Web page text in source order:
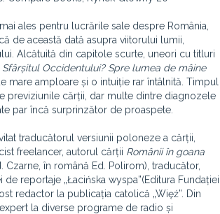
ales pentru lucrările sale despre România,
de această dată asupra viitorului lumii,
Alcătuită din capitole scurte, uneori cu titluri
Sfârșitul Occidentului? Spre lumea de mâine
mare amploare și o intuiție rar întâlnită. Timpul
previziunile cărții, dar multe dintre diagnozele
par încă surprinzător de proaspete.
traducătorul versiunii poloneze a cărții,
freelancer, autorul cărții Românii în goana
Czarne, în română Ed. Polirom), traducător,
reportaje „Łacińska wyspa”(Editura Fundației
redactor la publicația catolică „Więź”. Din
la diverse programe de radio și